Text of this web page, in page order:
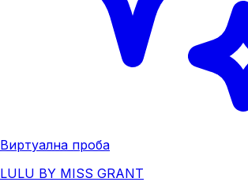
Виртуална проба
LULU BY MISS GRANT